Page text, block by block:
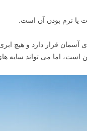
یا نرم بودن آن است.
آسمان قرار دارد و هیچ
اما می تواند سایه